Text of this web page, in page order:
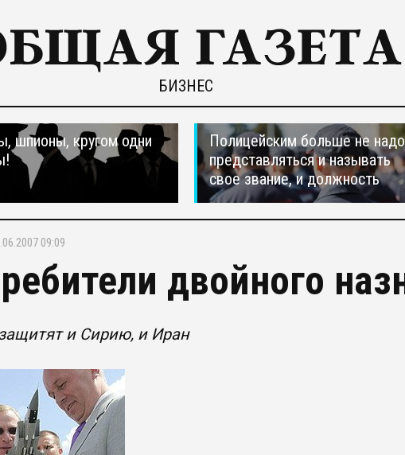
БИЗНЕС
шпионы, кругом одни
Полицейским больше не надо
представляться и называть
свое звание, и должность
09:09
двойного
и Сирию, и Иран